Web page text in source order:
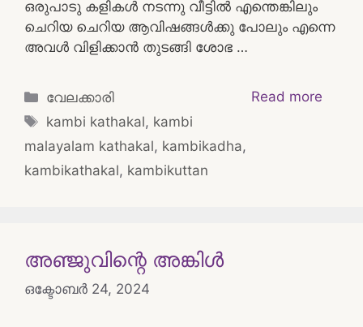
ഒരുപാടു കളികൾ നടന്നു വീട്ടിൽ എന്തെങ്കിലും
ചെറിയ ചെറിയ ആവിഷങ്ങൾക്കു പോലും എന്നെ
അവൾ വിളിക്കാൻ തുടങ്ങി ശോഭ …
Read more
Categories
വേലക്കാരി
Tags
kambi kathakal, kambi
malayalam kathakal, kambikadha,
kambikathakal, kambikuttan
അഞ്ജുവിന്റെ അങ്കിൾ
ഒക്ടോബർ 24, 2024